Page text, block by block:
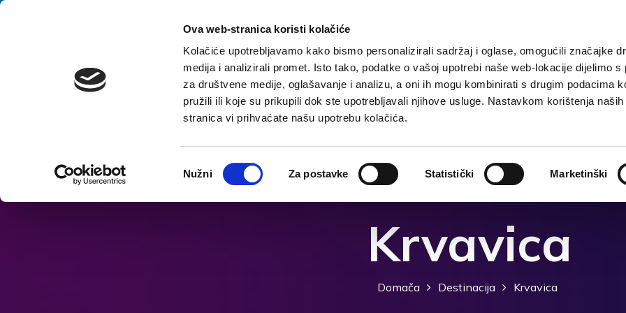
Ova web-stranica koristi kolačiće
Kolačiće upotrebljavamo kako bismo personalizirali sadržaj i oglase, omogućili značajke
medija i analizirali promet. Isto tako, podatke o vašoj upotrebi naše web-lokacije dijelimo s
za društvene medije, oglašavanje i analizu, a oni ih mogu kombinirati s drugim podacima
pružili ili koje su prikupili dok ste upotrebljavali njihove usluge. Nastavkom korištenja
stranica vi prihvaćate našu upotrebu kolačića.
pristanka
Nužni Za postavke Statistički Marketinški
Preskoči na vsebino
Domača Destinacija Nastanitev Kaj storiti?
Krvavica
Domača Destinacija Krvavica